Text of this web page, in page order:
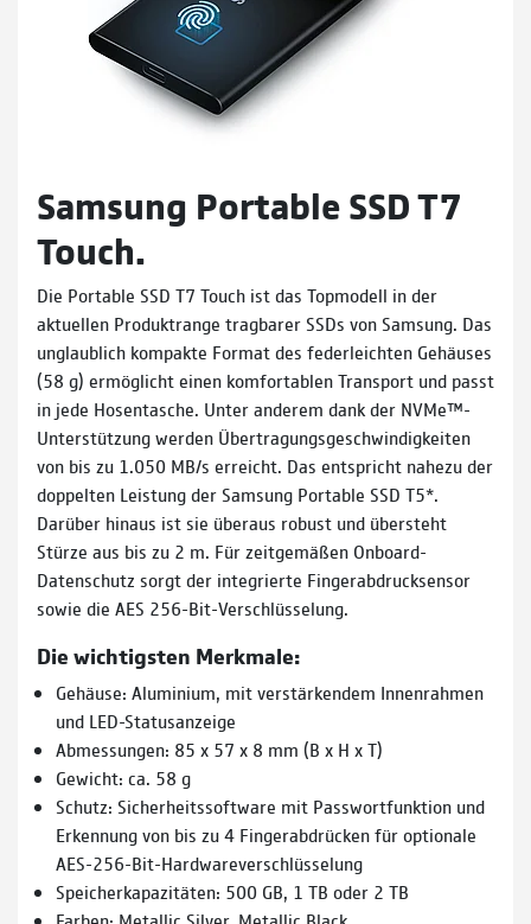
Samsung Portable SSD T7
Touch.
Die Portable SSD T7 Touch ist das Topmodell in der
aktuellen Produktrange tragbarer SSDs von Samsung. Das
unglaublich kompakte Format des federleichten Gehäuses
(58 g) ermöglicht einen komfortablen Transport und passt
in jede Hosentasche. Unter anderem dank der NVMe™-
Unterstützung werden Übertragungs­geschwindigkeiten
von bis zu 1.050 MB/s erreicht. Das entspricht nahezu der
doppelten Leistung der Samsung Portable SSD T5*.
Darüber hinaus ist sie überaus robust und übersteht
Stürze aus bis zu 2 m. Für zeitgemäßen Onboard-
Datenschutz sorgt der integrierte Fingerabdrucksensor
sowie die AES 256-Bit-Verschlüsselung.
Die wichtigsten Merkmale:
Gehäuse: Aluminium, mit verstärkendem Innenrahmen
und LED-Statusanzeige
Abmessungen: 85 x 57 x 8 mm (B x H x T)
Gewicht: ca. 58 g
Schutz: Sicherheitssoftware mit Passwortfunktion und
Erkennung von bis zu 4 Fingerabdrücken für optionale
AES-256-Bit-Hardwareverschlüsselung
Speicherkapazitäten: 500 GB, 1 TB oder 2 TB